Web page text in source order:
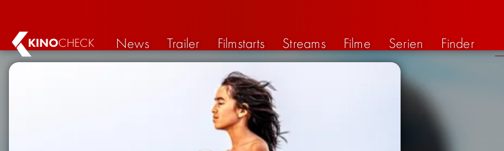
KINOCHECK News Trailer Filmstarts Streams Filme Serien Finder